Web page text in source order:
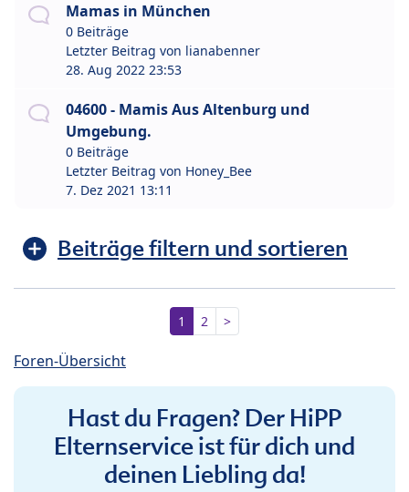
Mamas in München
0 Beiträge
Letzter Beitrag von lianabenner
28. Aug 2022 23:53
04600 - Mamis Aus Altenburg und
Umgebung.
0 Beiträge
Letzter Beitrag von Honey_Bee
7. Dez 2021 13:11
Beiträge filtern und sortieren
1 2 >
Foren-Übersicht
Hast du Fragen? Der HiPP
Elternservice ist für dich und
deinen Liebling da!